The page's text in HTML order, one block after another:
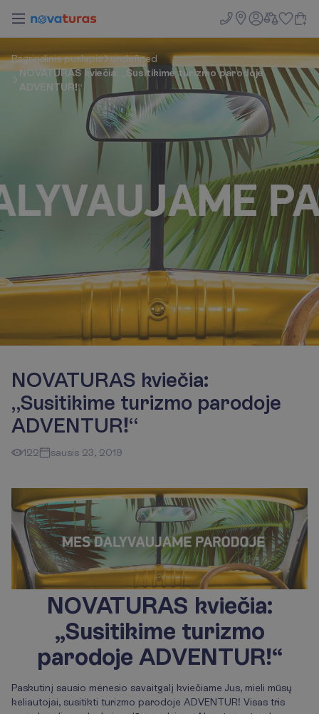
Pagrindinis puslapis
undefined
NOVATURAS kviečia: „Susitikime turizmo parodoje
ADVENTUR!“
NOVATURAS kviečia:
„Susitikime turizmo parodoje
ADVENTUR!“
122 sausis 23, 2019
NOVATURAS kviečia:
„Susitikime turizmo
parodoje ADVENTUR!“
Paskutinį sausio mėnesio savaitgalį kviečiame Jus, mieli mūsų
keliautojai, susitikti turizmo parodoje ADVENTUR! Visas tris